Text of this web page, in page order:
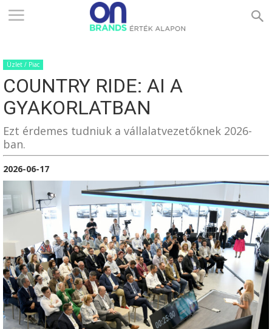
ONBRANDS
–
ALAPON
Üzlet / Piac
COUNTRY RIDE: AI A
GYAKORLATBAN
Ezt érdemes tudniuk a vállalatvezetőknek 2026-
ban.
2026-06-17